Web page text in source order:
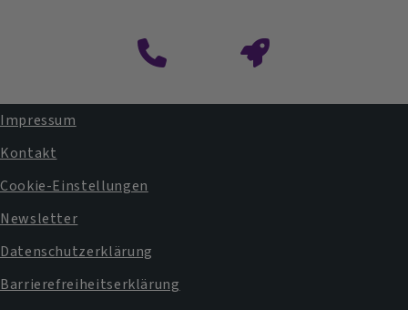
Fußbereichsmenü
Impressum
Kontakt
Cookie-Einstellungen
Newsletter
Datenschutzerklärung
Barrierefreiheitserklärung